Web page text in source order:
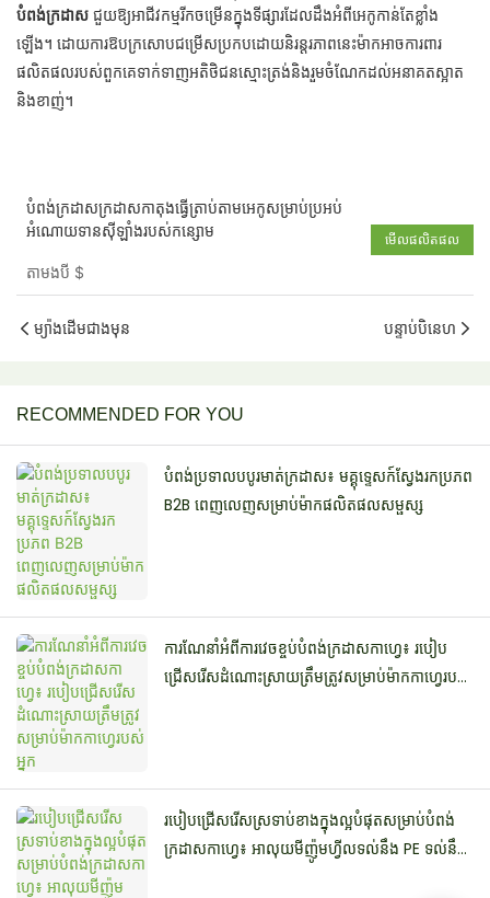
បំពង់ក្រដាស ជួយឱ្យអាជីវកម្មរីកចម្រើនក្នុងទីផ្សារដែលដឹងអំពីអេកូកាន់តែខ្លាំង
ឡើង។ ដោយការឱបក្រសោបជម្រើសប្រកបដោយនិរន្តរភាពនេះម៉ាកអាចការពារ
ផលិតផលរបស់ពួកគេទាក់ទាញអតិថិជនស្មោះត្រង់និងរួមចំណែកដល់អនាគតស្អាត
និងខាញ់។
បំពង់ក្រដាសក្រដាសកាតុងធ្វើត្រាប់តាមអេកូសម្រាប់ប្រអប់
អំណោយទានស៊ីឡាំងរបស់កន្សោម
តាមងបី $
មើលផលិតផល
ម្យ៉ាងដើមជាងមុន បន្ទាប់បិនេហ
RECOMMENDED FOR YOU
បំពង់ប្រទាលបបូរមាត់ក្រដាស៖ មគ្គុទ្ទេសក៍ស្វែងរកប្រភព
B2B ពេញលេញសម្រាប់ម៉ាកផលិតផលសម្ផស្ស
ការណែនាំអំពីការវេចខ្ចប់បំពង់ក្រដាសកាហ្វេ៖ របៀប
ជ្រើសរើសដំណោះស្រាយត្រឹមត្រូវសម្រាប់ម៉ាកកាហ្វេរបស់
របៀបជ្រើសរើសស្រទាប់ខាងក្នុងល្អបំផុតសម្រាប់បំពង់
ក្រដាសកាហ្វេ៖ អាលុយមីញ៉ូមហ្វីលទល់នឹង PE ទល់នឹង